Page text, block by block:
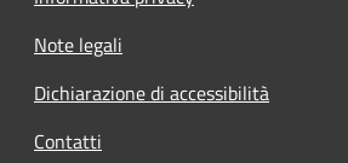
Note legali
Dichiarazione di accessibilità
Contatti